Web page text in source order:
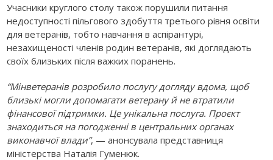
Учасники круглого столу також порушили питання
недоступності пільгового здобуття третього рівня освіти
для ветеранів, тобто навчання в аспірантурі,
незахищеності членів родин ветеранів, які доглядають
своїх близьких після важких поранень.
“Мінветеранів розробило послугу догляду вдома, щоб
близькі могли допомагати ветерану й не втратили
фінансової підтримки. Це унікальна послуга. Проєкт
знаходиться на погодженні в центральних органах
виконавчої влади”, — анонсувала представниця
міністерства Наталія Гуменюк.